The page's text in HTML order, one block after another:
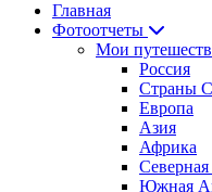
Главная
Фотоотчеты
Мои
Россия
Страны
Европа
Азия
Африка
Южная